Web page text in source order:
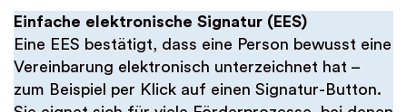
Einfache elektronische Signatur (EES)
Eine EES bestätigt, dass eine Person bewusst eine
Vereinbarung elektronisch unterzeichnet hat –
zum Beispiel per Klick auf einen Signatur-Button.